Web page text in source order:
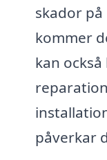
skador
kommer
kan
påverkar